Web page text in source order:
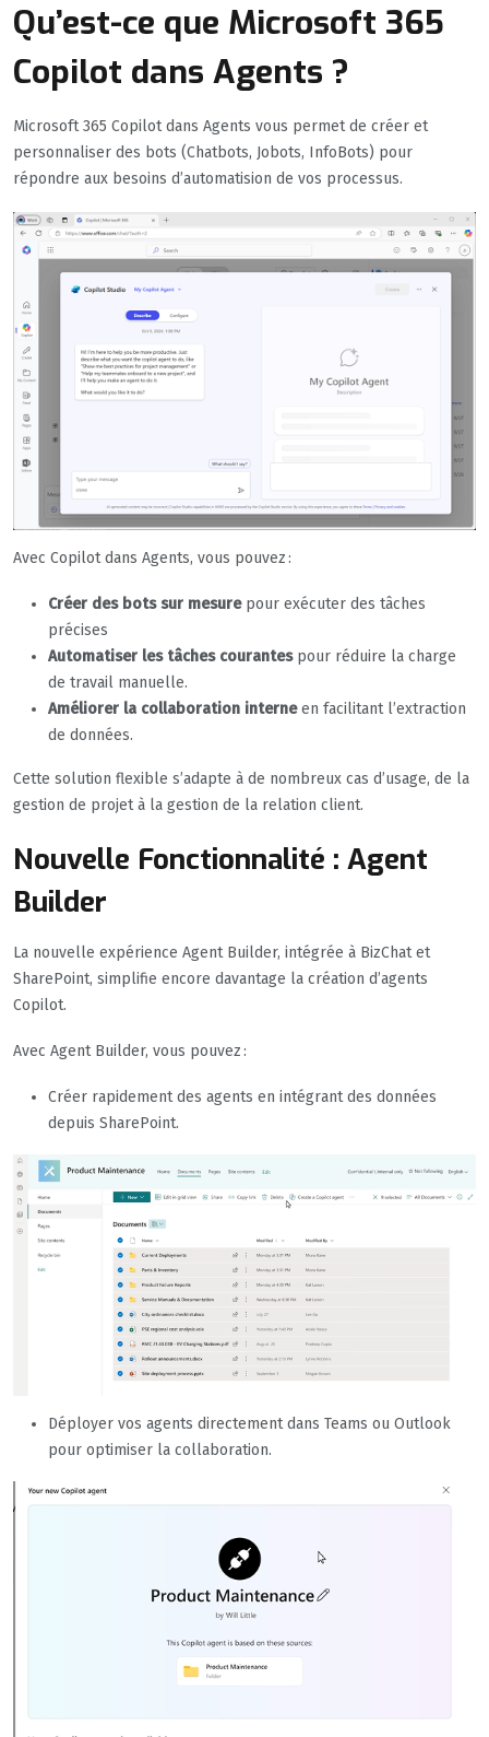
Qu’est-ce que Microsoft 365
Copilot dans Agents ?
Microsoft 365 Copilot dans Agents vous permet de créer et
personnaliser des bots (Chatbots, Jobots, InfoBots) pour
répondre aux besoins d’automatision de vos processus.
Avec Copilot dans Agents, vous pouvez :
Créer des bots sur mesurepour exécuter des tâches
précises
Automatiser les tâches courantespour réduire la charge
de travail manuelle.
Améliorer la collaboration interneen facilitant l’extraction
de données.
Cette solution flexible s’adapte à de nombreux cas d’usage, de la
gestion de projet à la gestion de la relation client.
Nouvelle Fonctionnalité : Agent
Builder
La nouvelle expérience Agent Builder, intégrée à BizChat et
SharePoint, simplifie encore davantage la création d’agents
Copilot.
Avec Agent Builder, vous pouvez :
Créer rapidement des agents en intégrant des données
depuis SharePoint.
Déployer vos agents directement dans Teams ou Outlook
pour optimiser la collaboration.